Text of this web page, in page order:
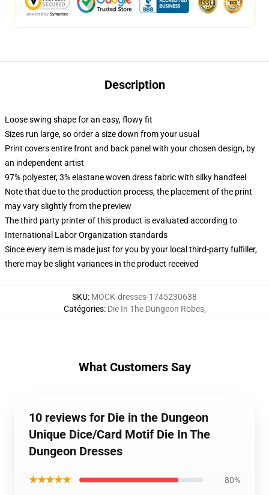
Description
Loose swing shape for an easy, flowy fit
Sizes run large, so order a size down from your usual
Print covers entire front and back panel with your chosen design, by
an independent artist
97% polyester, 3% elastane woven dress fabric with silky handfeel
Note that due to the production process, the placement of the print
may vary slightly from the preview
The third party printer of this product is evaluated according to
International Labor Organization standards
Since every item is made just for you by your local third-party fulfiller,
there may be slight variances in the product received
SKU: MOCK-dresses-1745230638
Catégories: Die In The Dungeon Robes,
What Customers Say
10 reviews for Die in the Dungeon
Unique Dice/Card Motif Die In The
Dungeon Dresses
★★★★★ 80%